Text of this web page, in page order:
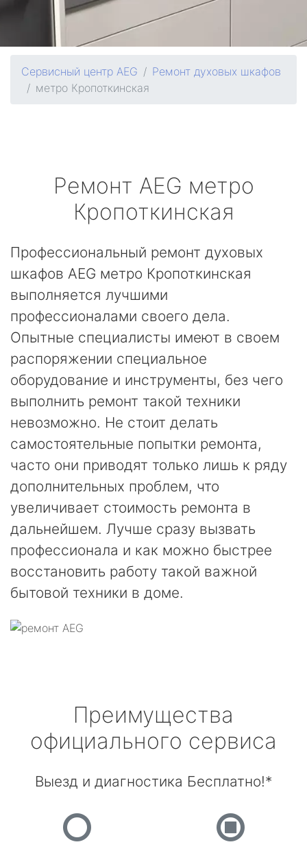
Сервисный центр AEG
Ремонт духовых шкафов
метро Кропоткинская
Ремонт AEG метро
Кропоткинская
Профессиональный ремонт духовых
шкафов AEG метро Кропоткинская
выполняется лучшими
профессионалами своего дела.
Опытные специалисты имеют в своем
распоряжении специальное
оборудование и инструменты, без чего
выполнить ремонт такой техники
невозможно. Не стоит делать
самостоятельные попытки ремонта,
часто они приводят только лишь к ряду
дополнительных проблем, что
увеличивает стоимость ремонта в
дальнейшем. Лучше сразу вызвать
профессионала и как можно быстрее
восстановить работу такой важной
бытовой техники в доме.
Преимущества
официального сервиса
Выезд и диагностика Бесплатно!*